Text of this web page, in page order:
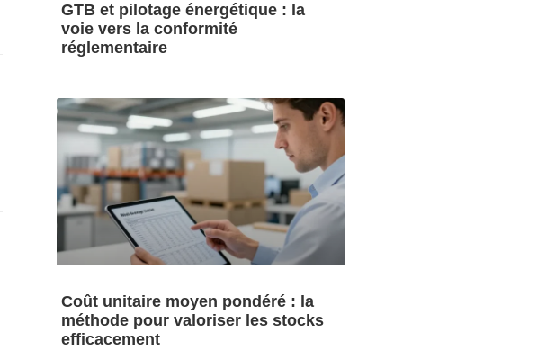
GTB et pilotage énergétique : la
voie vers la conformité
réglementaire
Coût unitaire moyen pondéré : la
méthode pour valoriser les stocks
efficacement